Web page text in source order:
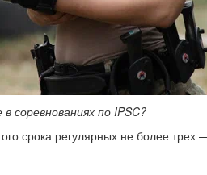
соревнованиях по IPSC?
срока регулярных не более трех